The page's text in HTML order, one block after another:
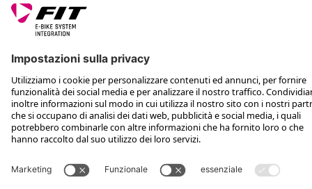
*Prezzo consigliato non vincolante, incl. IVA e spese di spedizione
Rotax Bike Technology AG © 2025